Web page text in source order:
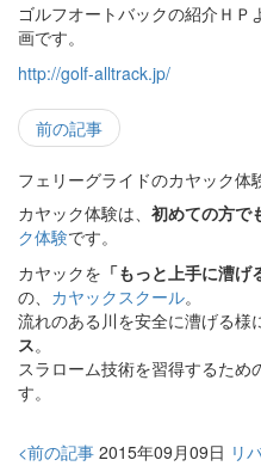
ゴルフオートバックの紹介ＨＰ
画です。
http://golf-alltrack.jp/
前の記事
フェリーグライドのカヤック体
カヤック体験は、 初めての方で
ク体験です。
カヤックを 「もっと上手に漕げ
の、 カヤックスクール。
流れのある川を安全に漕げる様
ス。
スラローム技術を習得するため
す。
<前の記事 2015年09月09日 リ